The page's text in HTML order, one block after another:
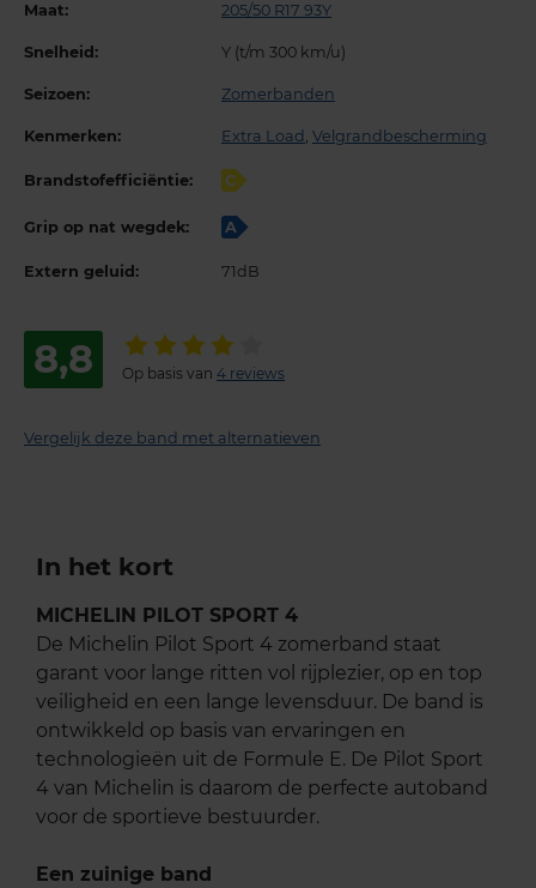
Maat: 205/50 R17 93Y
Snelheid: Y (t/m 300 km/u)
Seizoen: Zomerbanden
Kenmerken: Extra Load , Velgrandbescherming
Brandstofefficiëntie: C
Grip op nat wegdek: A
Extern geluid: 71dB
8,8 Op basis van 4 reviews
Vergelijk deze band met alternatieven
In het kort
MICHELIN PILOT SPORT 4
De Michelin Pilot Sport 4 zomerband staat
garant voor lange ritten vol rijplezier, op en top
veiligheid en een lange levensduur. De band is
ontwikkeld op basis van ervaringen en
technologieën uit de Formule E. De Pilot Sport
4 van Michelin is daarom de perfecte autoband
voor de sportieve bestuurder.
Een zuinige band